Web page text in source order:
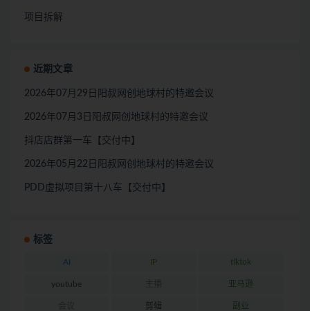
项目拆解
近期文章
2026年07月29日阳叔网创地球村的特邀会议
2026年07月3日阳叔网创地球村的特邀会议
抖店店群第一车【交付中】
2026年05月22日阳叔网创地球村的特邀会议
PDD虚拟项目第十八车【交付中】
标签
AI IP tiktok
youtube 亚马逊
剪辑 副业